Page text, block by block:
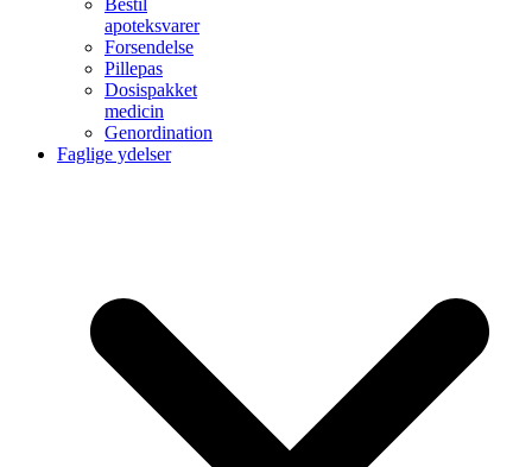
apoteksvarer
Forsendelse
Pillepas
Dosispakket
medicin
Genordination
Faglige ydelser